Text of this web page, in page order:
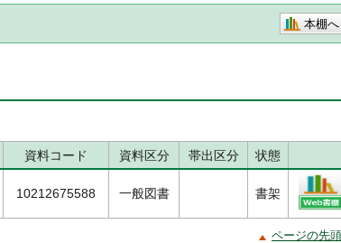
本棚へ
資料コード 資料区分 帯出区分 状態
10212675588 一般図書 書架
ページの先